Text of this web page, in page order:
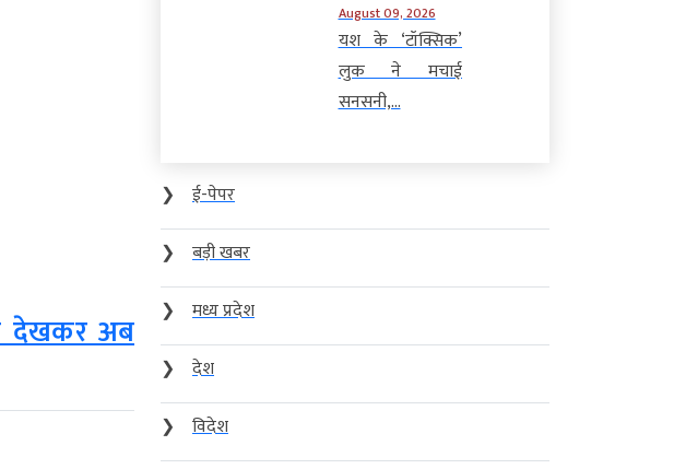
देखकर अब
August 09, 2026
यश के ‘टॉक्सिक’
लुक ने मचाई
सनसनी,...
❯
ई-पेपर
❯
बड़ी खबर
❯
मध्य प्रदेश
❯
देश
❯
विदेश